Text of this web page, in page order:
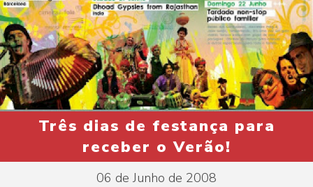
Três dias de festança para
receber o Verão!
06 de Junho de 2008